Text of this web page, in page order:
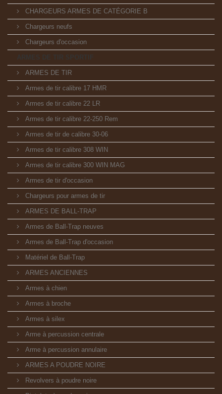
CHARGEURS ARMES DE CATÉGORIE B
Chargeurs neufs
Chargeurs d'occasion
ARMES DE TIR SPORTIF
ARMES DE TIR
Armes de tir calibre 17 HMR
Armes de tir calibre 22 LR
Armes de tir calibre 22-250 Rem
Armes de tir de calibre 30-06
Armes de tir calibre 308 WIN
Armes de tir calibre 300 WIN MAG
Armes de tir d'occasion
Chargeurs pour armes de tir
ARMES DE BALL-TRAP
Armes de Ball-Trap neuves
Armes de Ball-Trap d'occasion
Matériel de Ball-Trap
ARMES ANCIENNES
Armes à chien
Armes à broche
Armes à silex
Arme à percussion centrale
Arme à percussion annulaire
ARMES A POUDRE NOIRE
Revolvers à poudre noire